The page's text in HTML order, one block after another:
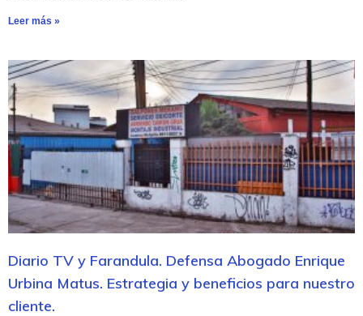
Leer más »
Diario TV y Farandula. Defensa Abogado Enrique
Urbina Matus. Estrategia y beneficios para nuestro
cliente.